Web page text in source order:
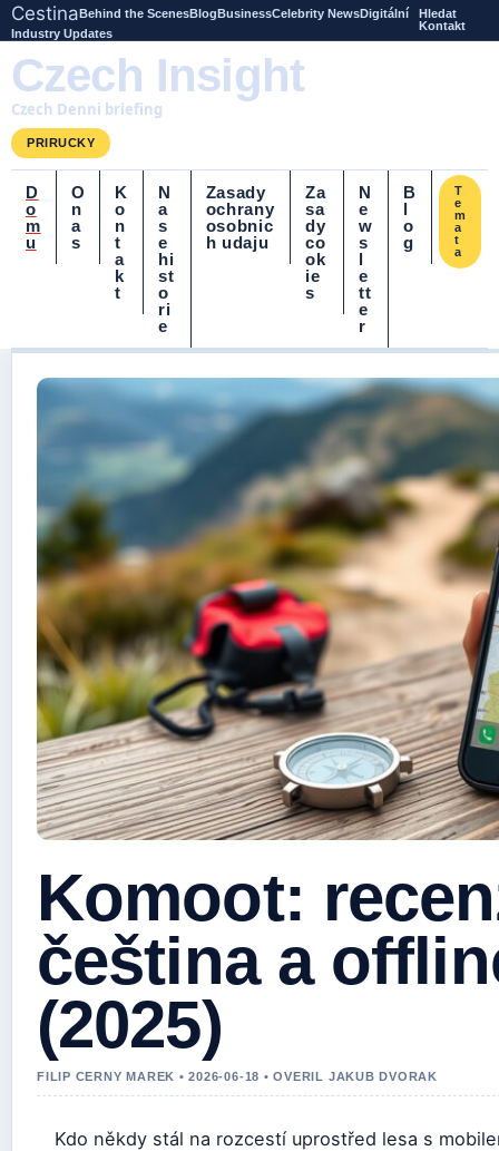
CestinaBehind the ScenesBlogBusinessCelebrity NewsDigitální
Industry Updates
Hledat
Kontakt
Czech Insight
Czech Denni briefing
PRIRUCKY
D
o
m
u
O
n
a
s
K
o
n
t
a
k
t
N
a
s
e
hi
st
o
ri
e
Zasady
ochrany
osobnic
h udaju
Za
sa
dy
co
ok
ie
s
N
e
w
s
l
e
tt
e
r
B
l
o
g
T
e
m
a
t
a
Komoot:
čeština a
(2025)
FILIP CERNY MAREK • 2026-06-18 • OVERIL JAKUB DVORAK
Kdo někdy stál na rozcestí uprostřed lesa s